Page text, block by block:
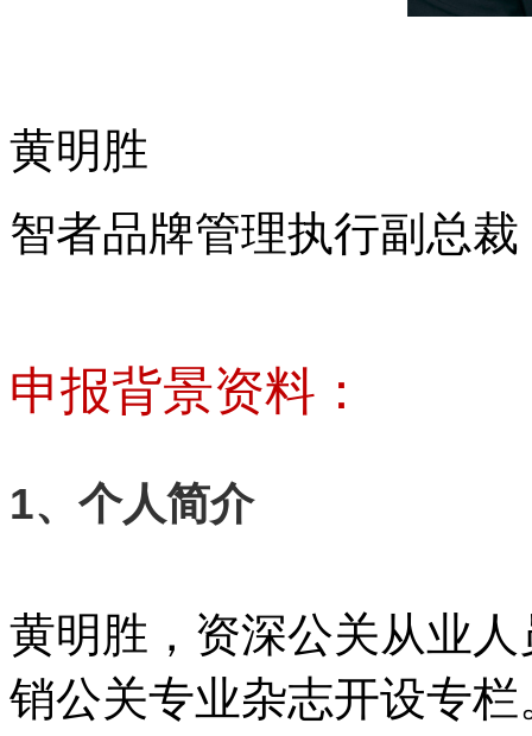
黄明胜
智者品牌管理执行副总裁
申报背景资料：
1、个人简介
黄明胜，资深公关从业
销公关专业杂志开设专